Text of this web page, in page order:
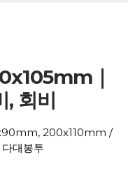
｜
, 회비
200x110mm /
대봉투